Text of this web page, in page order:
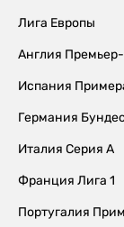
Лига Европы
Англия
Испания
Германия
Италия Серия А
Франция Лига 1
Португалия